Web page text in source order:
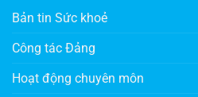
Bản tin Sức khoẻ
Công tác Đảng
Hoạt động chuyên môn